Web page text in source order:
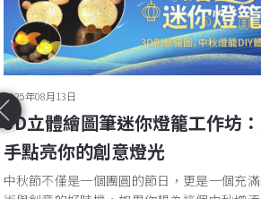
2025年08月13日
3D立體繪圖筆迷你燈籠工作坊
手點亮你的創意燈光
中秋節不僅是一個團圓的節日，更是一個充